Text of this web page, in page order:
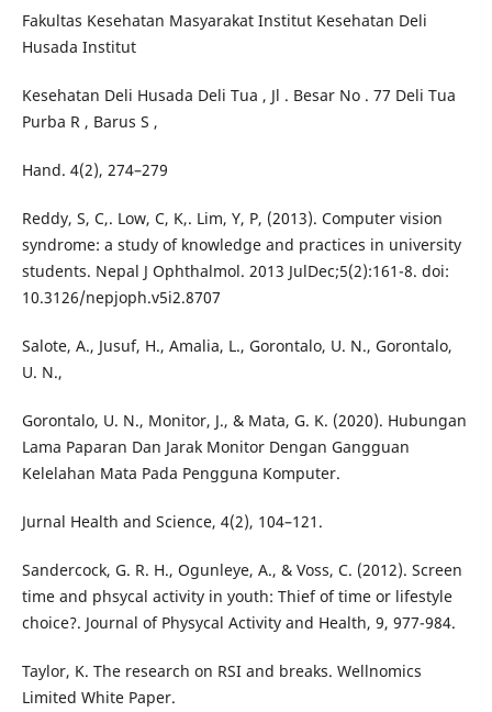
Fakultas Kesehatan Masyarakat Institut Kesehatan Deli
Husada Institut
Kesehatan Deli Husada Deli Tua , Jl . Besar No . 77 Deli Tua
Purba R , Barus S ,
Hand. 4(2), 274–279
Reddy, S, C,. Low, C, K,. Lim, Y, P, (2013). Computer vision
syndrome: a study of knowledge and practices in university
students. Nepal J Ophthalmol. 2013 JulDec;5(2):161-8. doi:
10.3126/nepjoph.v5i2.8707
Salote, A., Jusuf, H., Amalia, L., Gorontalo, U. N., Gorontalo,
U. N.,
Gorontalo, U. N., Monitor, J., & Mata, G. K. (2020). Hubungan
Lama Paparan Dan Jarak Monitor Dengan Gangguan
Kelelahan Mata Pada Pengguna Komputer.
Jurnal Health and Science, 4(2), 104–121.
Sandercock, G. R. H., Ogunleye, A., & Voss, C. (2012). Screen
time and phsycal activity in youth: Thief of time or lifestyle
choice?. Journal of Physycal Activity and Health, 9, 977-984.
Taylor, K. The research on RSI and breaks. Wellnomics
Limited White Paper.